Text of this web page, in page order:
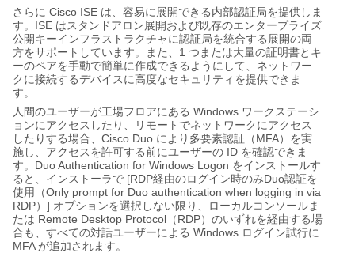
さらに Cisco ISE は、容易に展開できる内部認証局を提供しま
す。 ISE はスタンドアロン展開および既存のエンタープライズ
公開キーインフラストラクチャに認証局を統合する展開の両
方をサポートしています。また、 1 つまたは大量の証明書とキ
ーのペアを手動で簡単に作成できるようにして、ネットワー
クに接続するデバイスに高度なセキュリティを提供できま
す。
人間のユーザーが工場フロアにある Windows ワークステーシ
ョンにアクセスしたり、リモートでネットワークにアクセス
したりする場合、 Cisco Duo により多要素認証（ MFA）を実
施し、アクセスを許可する前にユーザーの ID を確認できま
す。 Duo Authentication for Windows Logon をインストールす
ると、インストーラで [RDP経由のログイン時のみDuo認証を
使用（Only prompt for Duo authentication when logging in via
RDP） ] オプションを選択しない限り、ローカルコンソールま
たは Remote Desktop Protocol （ RDP）のいずれを経由する場
合も、すべての対話ユーザーによる Windows ログイン試行に
MFA が追加されます。